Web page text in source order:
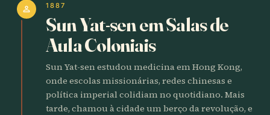
person 1887
Sun Yat-sen em Salas de
Aula Coloniais
Sun Yat-sen estudou medicina em Hong Kong,
onde escolas missionárias, redes chinesas e
política imperial colidiam no quotidiano. Mais
tarde, chamou à cidade um berço da revolução, e